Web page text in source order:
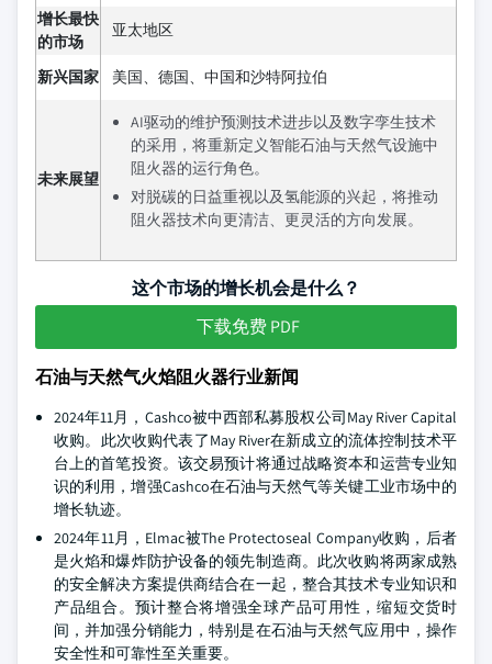
增长最快
的市场
亚太地区
新兴国家 美国、德国、中国和沙特阿拉伯
未来展望
AI驱动的维护预测技术进步以及数字孪生技术
的采用，将重新定义智能石油与天然气设施中
阻火器的运行角色。
对脱碳的日益重视以及氢能源的兴起，将推动
阻火器技术向更清洁、更灵活的方向发展。
这个市场的增长机会是什么？
下载免费 PDF
石油与天然气火焰阻火器行业新闻
2024年11月，Cashco被中西部私募股权公司May River Capital
收购。此次收购代表了May River在新成立的流体控制技术平
台上的首笔投资。该交易预计将通过战略资本和运营专业知
识的利用，增强Cashco在石油与天然气等关键工业市场中的
增长轨迹。
2024年11月，Elmac被The Protectoseal Company收购，后者
是火焰和爆炸防护设备的领先制造商。此次收购将两家成熟
的安全解决方案提供商结合在一起，整合其技术专业知识和
产品组合。预计整合将增强全球产品可用性，缩短交货时
间，并加强分销能力，特别是在石油与天然气应用中，操作
安全性和可靠性至关重要。